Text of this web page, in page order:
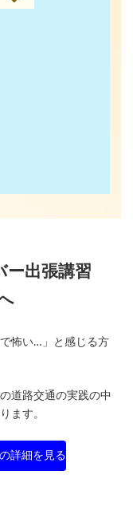
ー出張講習
怖い…」と感じる方
道路交通の実践の中
ます。
詳細を見る